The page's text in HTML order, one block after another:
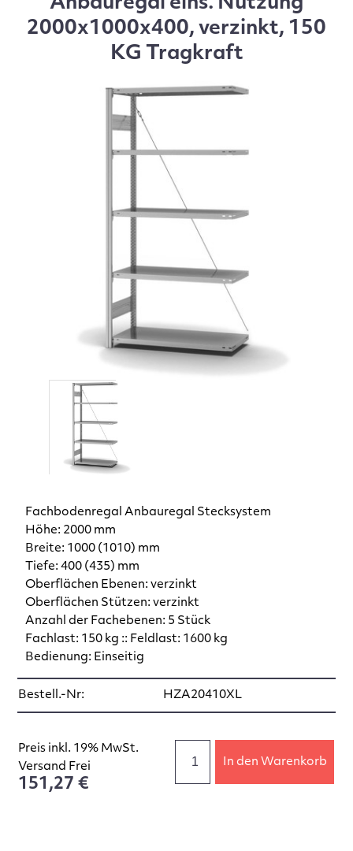
2000x1000x400, verzinkt, 150
KG Tragkraft
Fachbodenregal Anbauregal Stecksystem
Höhe: 2000 mm
Breite: 1000 (1010) mm
Tiefe: 400 (435) mm
Oberflächen Ebenen: verzinkt
Oberflächen Stützen: verzinkt
Anzahl der Fachebenen: 5 Stück
Fachlast: 150 kg :: Feldlast: 1600 kg
Bedienung: Einseitig
Bestell.-Nr: HZA20410XL
Preis inkl. 19% MwSt.
Versand Frei
151,27 €
In den Warenkorb